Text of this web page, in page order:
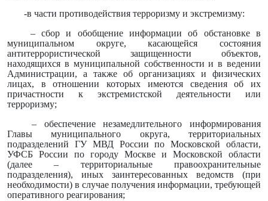
-в части противодействия терроризму и экстремизму:
– сбор и обобщение информации об обстановке в
муниципальном округе, касающейся состояния
антитеррористической защищенности объектов,
находящихся в муниципальной собственности и в ведении
Администрации, а также об организациях и физических
лицах, в отношении которых имеются сведения об их
причастности к экстремистской деятельности или
терроризму;
– обеспечение незамедлительного информирования
Главы муниципального округа, территориальных
подразделений ГУ МВД России по Московской области,
УФСБ России по городу Москве и Московской области
(далее – территориальные правоохранительные
подразделения), иных заинтересованных ведомств (при
необходимости) в случае получения информации, требующей
оперативного реагирования;